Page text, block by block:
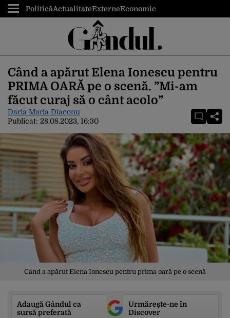
PoliticăActualitateExterneEconomic
Când a apărut Elena Ionescu pentru
PRIMA OARĂ pe o scenă. ”Mi-am
făcut curaj să o cânt acolo”
Daria Maria Diaconu
Publicat: 28.08.2023, 16:30
Când a apărut Elena Ionescu pentru prima oară pe o scenă
Adaugă Gândul ca
sursă preferată
Urmărește-ne în
Discover